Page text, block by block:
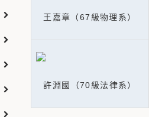
王嘉章（67級物理系）
許淵國 （70級法律系）